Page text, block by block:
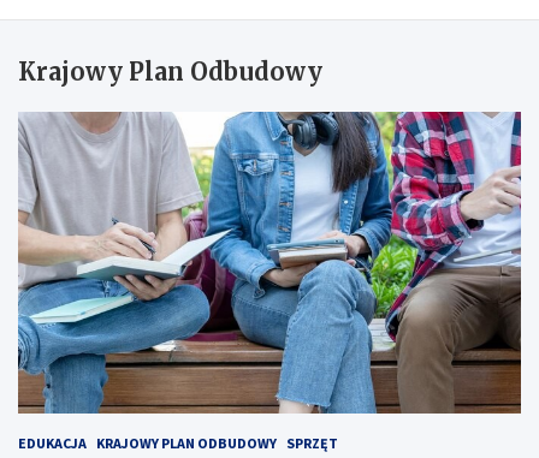
Krajowy Plan Odbudowy
EDUKACJA KRAJOWY PLAN ODBUDOWY SPRZĘT